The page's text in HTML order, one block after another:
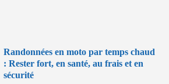
Randonnées en moto par temps chaud
: Rester fort, en santé, au frais et en
sécurité